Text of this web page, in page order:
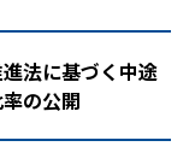
法に基づく中途
の公開